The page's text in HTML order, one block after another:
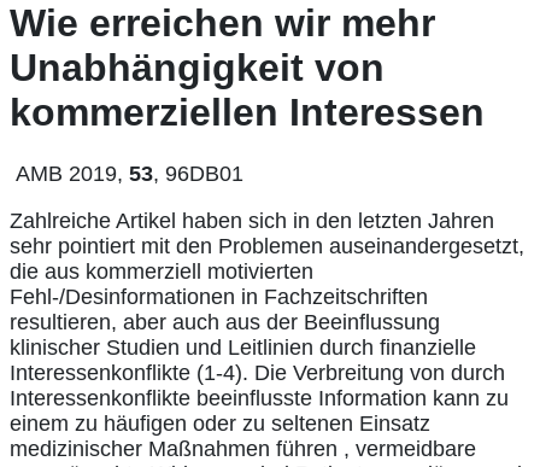
Wie erreichen wir mehr
Unabhängigkeit von
kommerziellen Interessen
AMB 2019, 53, 96DB01
Zahlreiche Artikel haben sich in den letzten Jahren
sehr pointiert mit den Problemen auseinandergesetzt,
die aus kommerziell motivierten
Fehl-/Desinformationen in Fachzeitschriften
resultieren, aber auch aus der Beeinflussung
klinischer Studien und Leitlinien durch finanzielle
Interessenkonflikte (1-4). Die Verbreitung von durch
Interessenkonflikte beeinflusste Information kann zu
einem zu häufigen oder zu seltenen Einsatz
medizinischer Maßnahmen führen , vermeidbare